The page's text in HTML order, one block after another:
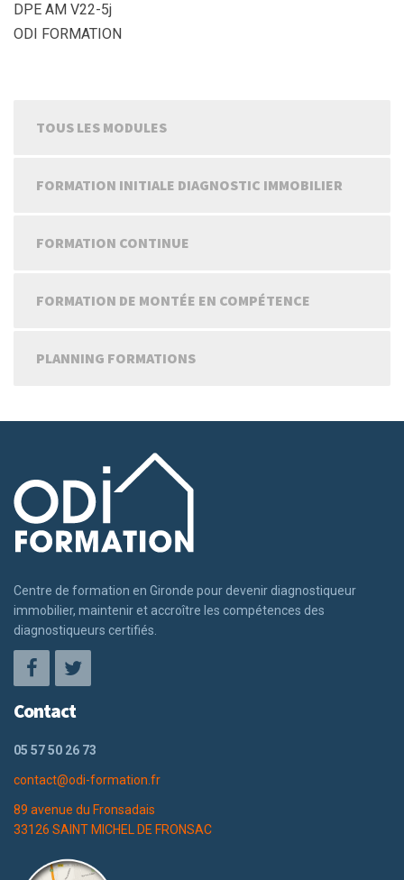
DPE AM V22-5j
ODI FORMATION
TOUS LES MODULES
FORMATION INITIALE DIAGNOSTIC IMMOBILIER
FORMATION CONTINUE
FORMATION DE MONTÉE EN COMPÉTENCE
PLANNING FORMATIONS
Centre de formation en Gironde pour devenir diagnostiqueur
immobilier, maintenir et accroître les compétences des
diagnostiqueurs certifiés.
Contact
05 57 50 26 73
contact@odi-formation.fr
89 avenue du Fronsadais
33126 SAINT MICHEL DE FRONSAC